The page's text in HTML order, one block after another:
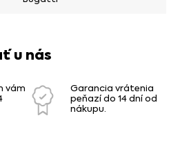
u nás
vám
Garancia vrátenia
peňazí do 14 dní od
nákupu.